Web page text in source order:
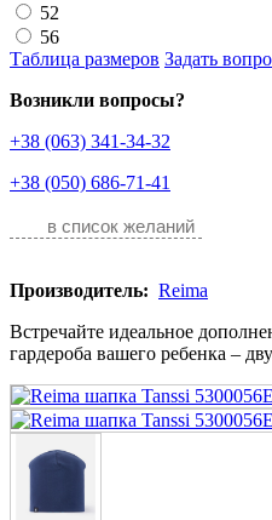
52
56
Таблица размеров Задать
Возникли вопросы?
+38 (063) 341-34-32
+38 (050) 686-71-41
в список желаний
Производитель: Reima
Встречайте идеальное
гардероба вашего ребенка –